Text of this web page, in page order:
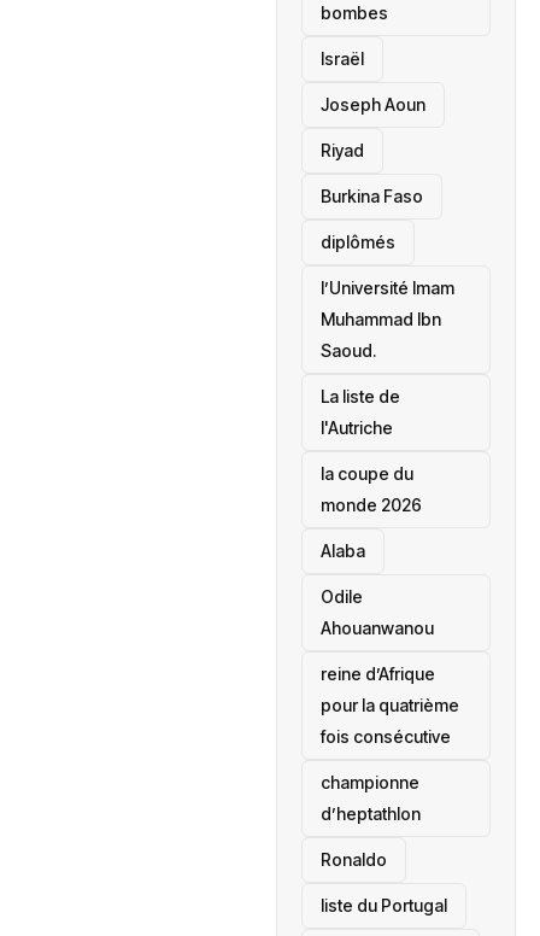
bombes
Israël
Joseph Aoun
Riyad
Burkina Faso
diplômés
l’Université Imam
Muhammad Ibn
Saoud.
‎La liste de
l'Autriche
la coupe du
monde 2026
Alaba
Odile
Ahouanwanou
reine d’Afrique
pour la quatrième
fois consécutive
championne
d’heptathlon
Ronaldo
liste du Portugal